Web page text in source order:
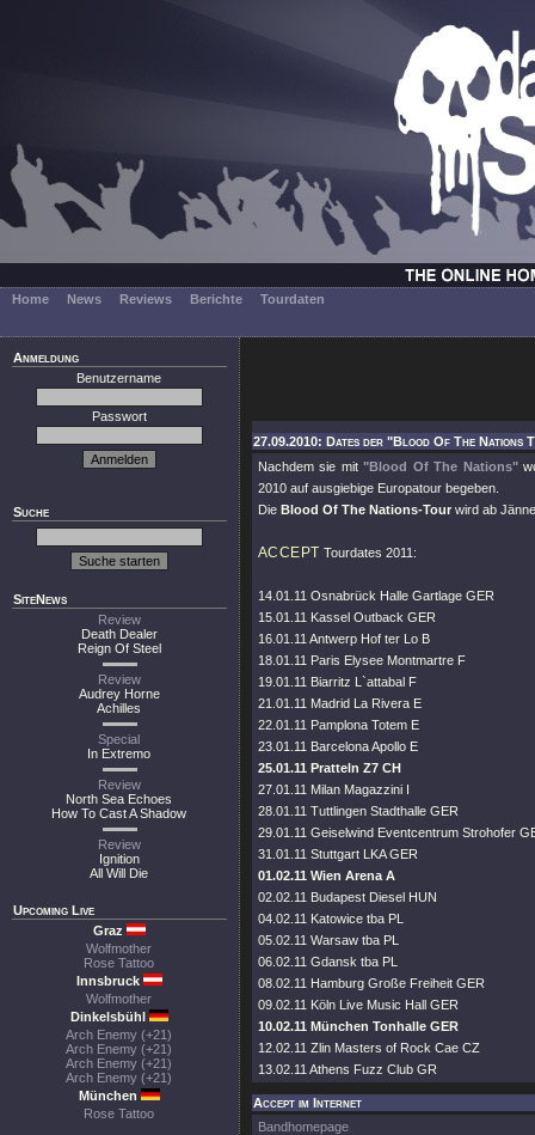
Home News Reviews Berichte Tourdaten
Anmeldung
Benutzername
Passwort
Suche
SiteNews
Review
Death Dealer
Reign Of Steel
Review
Audrey Horne
Achilles
Special
In Extremo
Review
North Sea Echoes
How To Cast A Shadow
Review
Ignition
All Will Die
Upcoming Live
Graz
Wolfmother
Rose Tattoo
Innsbruck
Wolfmother
Dinkelsbühl
Arch Enemy (+21)
Arch Enemy (+21)
Arch Enemy (+21)
Arch Enemy (+21)
München
Rose Tattoo
27.09.2010: Dates der "Blood Of The Nations
Nachdem sie mit"Blood Of The Nations"
2010 auf ausgiebige Europatour begeben.
Die Blood Of The Nations-Tour wird ab
ACCEPT Tourdates 2011:
14.01.11 Osnabrück Halle Gartlage GER
15.01.11 Kassel Outback GER
16.01.11 Antwerp Hof ter Lo B
18.01.11 Paris Elysee Montmartre F
19.01.11 Biarritz L`attabal F
21.01.11 Madrid La Rivera E
22.01.11 Pamplona Totem E
23.01.11 Barcelona Apollo E
25.01.11 Pratteln Z7 CH
27.01.11 Milan Magazzini I
28.01.11 Tuttlingen Stadthalle GER
29.01.11 Geiselwind Eventcentrum Strohofer
31.01.11 Stuttgart LKA GER
01.02.11 Wien Arena A
02.02.11 Budapest Diesel HUN
04.02.11 Katowice tba PL
05.02.11 Warsaw tba PL
06.02.11 Gdansk tba PL
08.02.11 Hamburg Große Freiheit GER
09.02.11 Köln Live Music Hall GER
10.02.11 München Tonhalle GER
12.02.11 Zlin Masters of Rock Cae CZ
13.02.11 Athens Fuzz Club GR
Accept im Internet
Bandhomepage